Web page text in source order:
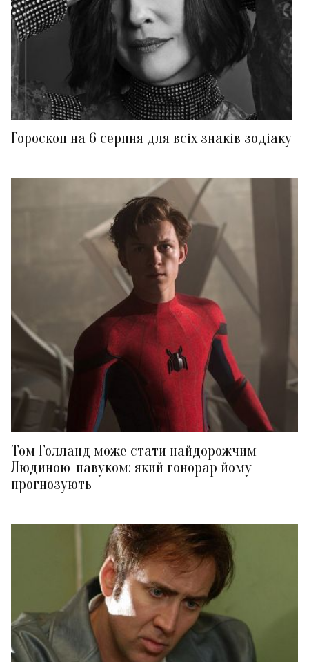
Гороскоп на 6 серпня для всіх знаків зодіаку
Том Голланд може стати найдорожчим
Людиною-павуком: який гонорар йому
прогнозують